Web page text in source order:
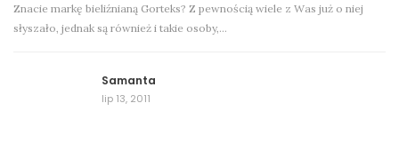
Znacie markę bieliźnianą Gorteks? Z pewnością wiele z Was już o niej
słyszało, jednak są również i takie osoby,…
Samanta
lip 13, 2011